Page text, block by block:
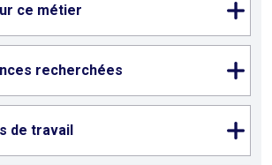
ce métier
recherchées
de travail